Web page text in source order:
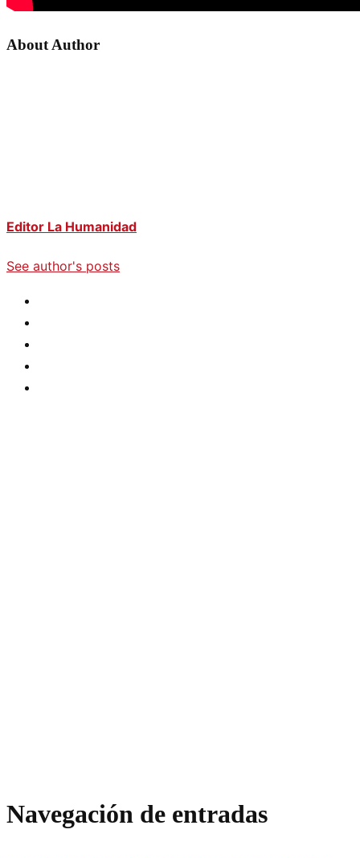
About Author
Editor La Humanidad
See author's posts
Navegación de entradas